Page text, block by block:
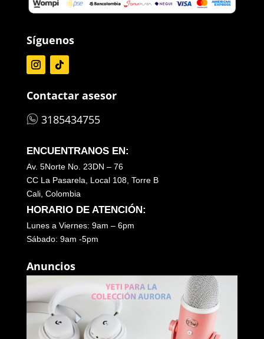
Síguenos
Contactar asesor
3185434755
ENCUENTRANOS EN:
Av. 5Norte No. 23DN – 76
CC La Pasarela, Local 108, Torre B
Cali, Colombia
HORARIO DE ATENCIÓN:
Lunes a Viernes: 9am – 6pm
Sábado: 9am -5pm
Anuncios